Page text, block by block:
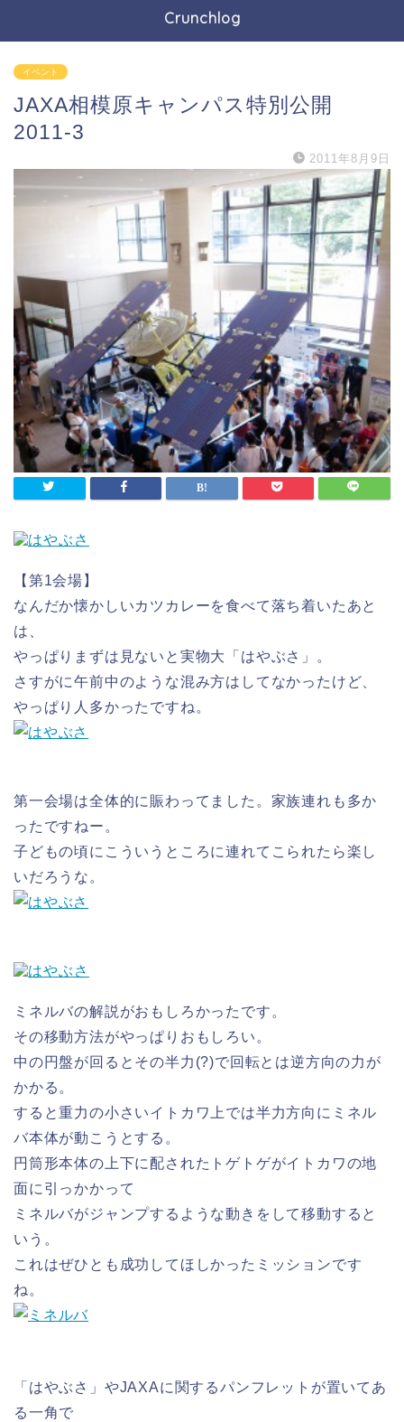
Crunchlog
イベント
JAXA相模原キャンパス特別公開
2011-3
2011年8月9日
【第1会場】
なんだか懐かしいカツカレーを食べて落ち着いたあと
は、
やっぱりまずは見ないと実物大「はやぶさ」。
さすがに午前中のような混み方はしてなかったけど、
やっぱり人多かったですね。
第一会場は全体的に賑わってました。家族連れも多か
ったですねー。
子どもの頃にこういうところに連れてこられたら楽し
いだろうな。
ミネルバの解説がおもしろかったです。
その移動方法がやっぱりおもしろい。
中の円盤が回るとその半力(?)で回転とは逆方向の力が
かかる。
すると重力の小さいイトカワ上では半力方向にミネル
バ本体が動こうとする。
円筒形本体の上下に配されたトゲトゲがイトカワの地
面に引っかかって
ミネルバがジャンプするような動きをして移動すると
いう。
これはぜひとも成功してほしかったミッションです
ね。
「はやぶさ」やJAXAに関するパンフレットが置いてあ
る一角で